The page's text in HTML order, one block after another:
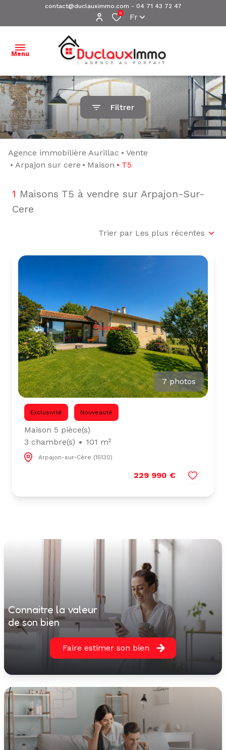
contact@duclauximmo.com - 04 71 43 72 47
0 Fr
Menu
ACCUEIL
NOS
BIENS À
NOS
VENDUS
ESTIMATION
E-MAIL
Filtrer
Agence immobilière Aurillac
Vente
Arpajon sur cere
Maison T5
1 Maisons T5 à vendre sur Arpajon-Sur-
Cere
Trier par Les plus récentes
7 photos
Exclusivité Nouveauté
Maison 5 pièce(s)
3 chambre(s)
101 m²
Arpajon-sur-Cère (15130)
229 990 €
connaitre la valeur
de son bien
Faire estimer son bien